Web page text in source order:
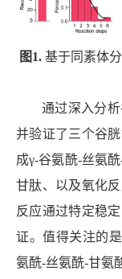
图1. 基于同素体
通过深入分
并验证了三个谷
成γ-谷氨酰-丝氨酰
甘肽、以及氧化
反应通过特定稳
证。值得关注的
氨酰-丝氨酰-甘氨